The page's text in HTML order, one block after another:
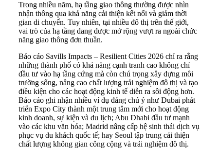
Trong nhiều năm, hạ tầng giao thông thường được nhìn
nhận thông qua khả năng cải thiện kết nối và giảm thời
gian di chuyển. Tuy nhiên, tại nhiều đô thị trên thế giới,
vai trò của hạ tầng đang được mở rộng vượt ra ngoài chức
năng giao thông đơn thuần.
Báo cáo Savills Impacts – Resilient Cities 2026 chỉ ra rằng
những thành phố có khả năng cạnh tranh cao không chỉ
đầu tư vào hạ tầng cứng mà còn chú trọng xây dựng môi
trường sống, nâng cao chất lượng trải nghiệm đô thị và tạo
điều kiện cho các hoạt động kinh tế diễn ra sôi động hơn.
Báo cáo ghi nhận nhiều ví dụ đáng chú ý như Dubai phát
triển Expo City thành một trung tâm mới cho hoạt động
kinh doanh, sự kiện và du lịch; Abu Dhabi đầu tư mạnh
vào các khu văn hóa; Madrid nâng cấp hệ sinh thái dịch vụ
phục vụ du khách quốc tế; hay Seoul tập trung cải thiện
chất lượng không gian công cộng và trải nghiệm đô thị.